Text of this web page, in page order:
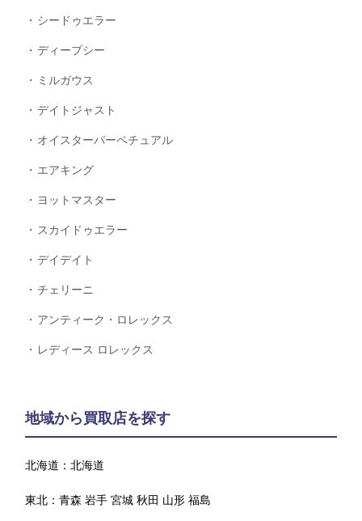
シードゥエラー
ディープシー
ミルガウス
デイトジャスト
オイスターパーペチュアル
エアキング
ヨットマスター
スカイドゥエラー
デイデイト
チェリーニ
アンティーク・ロレックス
レディース ロレックス
地域から買取店を探す
北海道：北海道
東北：青森 岩手 宮城 秋田 山形 福島